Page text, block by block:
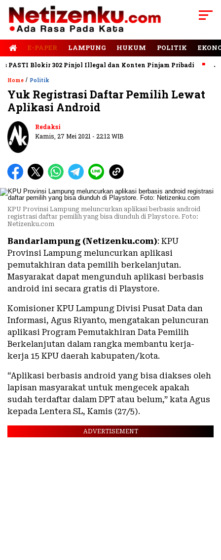
E-PAPER LAMPUNG HUKUM POLITIK
Blokir 302 Pinjol Illegal dan Konten Pinjam Pribadi Jalan
Home / Politik
Yuk Registrasi Daftar Pemilih Lewat
Aplikasi Android
Redaksi
Kamis, 27 Mei 2021 - 22:12 WIB
KPU Provinsi Lampung meluncurkan aplikasi berbasis android
registrasi daftar pemilih yang bisa diunduh di Playstore. Foto:
Netizenku.com
Bandarlampung (Netizenku.com): KPU
Provinsi Lampung meluncurkan aplikasi
pemutakhiran data pemilih berkelanjutan.
Masyarakat dapat mengunduh aplikasi berbasis
android ini secara gratis di Playstore.
Komisioner KPU Lampung Divisi Pusat Data dan
Informasi, Agus Riyanto, mengatakan peluncuran
aplikasi Program Pemutakhiran Data Pemilih
Berkelanjutan dalam rangka membantu kerja-
kerja 15 KPU daerah kabupaten/kota.
“Aplikasi berbasis android yang bisa diakses oleh
lapisan masyarakat untuk mengecek apakah
sudah terdaftar dalam DPT atau belum,” kata Agus
kepada Lentera SL, Kamis (27/5).
ADVERTISEMENT